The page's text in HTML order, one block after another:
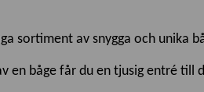
sortiment av snygga och unika
båge får du en tjusig entré till